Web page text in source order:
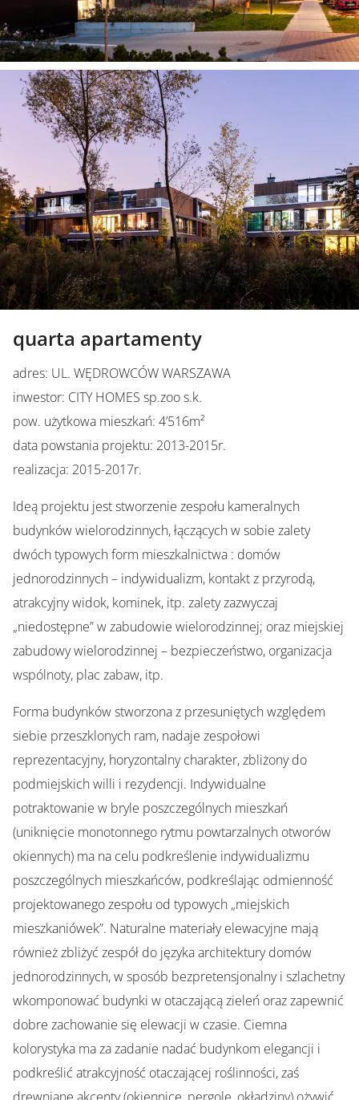
quarta apartamenty
adres: UL. WĘDROWCÓW WARSZAWA
inwestor: CITY HOMES sp.zoo s.k.
pow. użytkowa mieszkań: 4’516m²
data powstania projektu: 2013-2015r.
realizacja: 2015-2017r.
Ideą projektu jest stworzenie zespołu kameralnych
budynków wielorodzinnych, łączących w sobie zalety
dwóch typowych form mieszkalnictwa : domów
jednorodzinnych – indywidualizm, kontakt z przyrodą,
atrakcyjny widok, kominek, itp. zalety zazwyczaj
„niedostępne” w zabudowie wielorodzinnej; oraz miejskiej
zabudowy wielorodzinnej – bezpieczeństwo, organizacja
wspólnoty, plac zabaw, itp.
Forma budynków stworzona z przesuniętych względem
siebie przeszklonych ram, nadaje zespołowi
reprezentacyjny, horyzontalny charakter, zbliżony do
podmiejskich willi i rezydencji. Indywidualne
potraktowanie w bryle poszczególnych mieszkań
(uniknięcie monotonnego rytmu powtarzalnych otworów
okiennych) ma na celu podkreślenie indywidualizmu
poszczególnych mieszkańców, podkreślając odmienność
projektowanego zespołu od typowych „miejskich
mieszkaniówek”. Naturalne materiały elewacyjne mają
również zbliżyć zespół do języka architektury domów
jednorodzinnych, w sposób bezpretensjonalny i szlachetny
wkomponować budynki w otaczającą zieleń oraz zapewnić
dobre zachowanie się elewacji w czasie. Ciemna
kolorystyka ma za zadanie nadać budynkom elegancji i
podkreślić atrakcyjność otaczającej roślinności, zaś
drewniane akcenty (okiennice, pergole, okładziny) ożywić